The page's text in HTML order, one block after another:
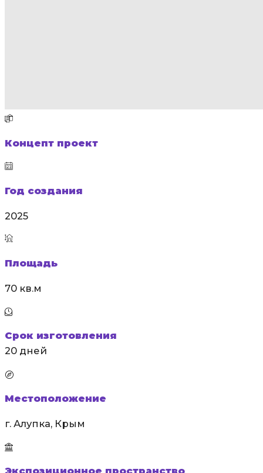
Концепт проект
Год создания
2025
Площадь
70 кв.м
Срок изготовления
20 дней
Местоположение
г. Алупка, Крым